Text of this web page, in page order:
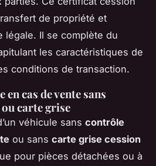
de propriété et
légale. Il se complète du
les caractéristiques de
conditions de transaction.
cas de vente sans
carte grise
véhicule sans contrôle
ou sans carte grise cession
pour pièces détachées ou à